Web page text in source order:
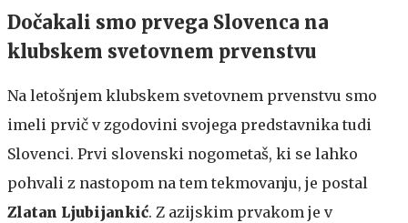
Dočakali smo prvega Slovenca na
klubskem svetovnem prvenstvu
Na letošnjem klubskem svetovnem prvenstvu smo
imeli prvič v zgodovini svojega predstavnika tudi
Slovenci. Prvi slovenski nogometaš, ki se lahko
pohvali z nastopom na tem tekmovanju, je postal
Zlatan Ljubijankić. Z azijskim prvakom je v